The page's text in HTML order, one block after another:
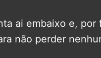
ai embaixo e,
não perder